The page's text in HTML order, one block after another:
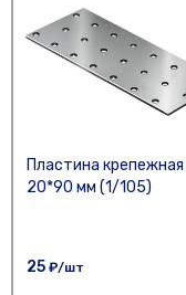
Пластина крепежная
20*90 мм (1/105)
25 ₽/шт